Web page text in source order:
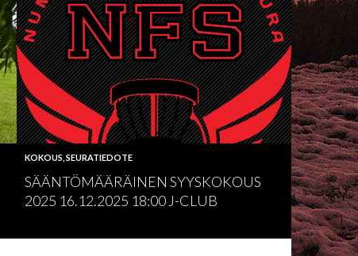
KOKOUS SEURATIEDOTE
SÄÄNTÖMÄÄRÄINEN SYYSKOKOUS
2025 16.12.2025 18:00 J-CLUB